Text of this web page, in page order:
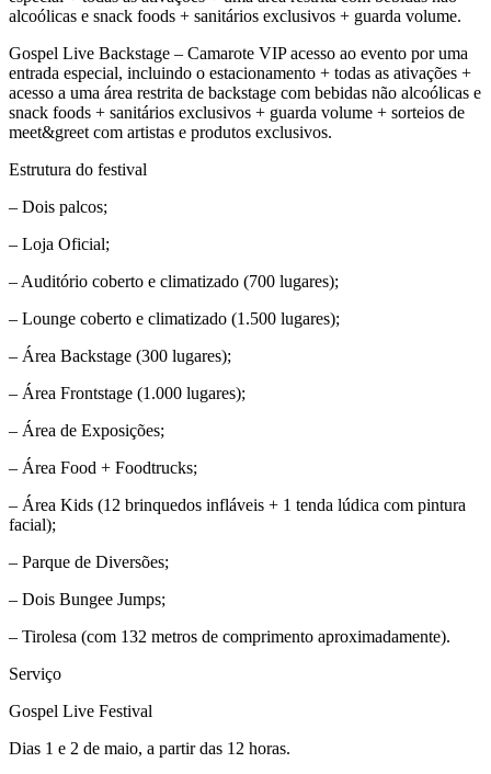
alcoólicas e snack foods + sanitários exclusivos + guarda volume.
Gospel Live Backstage – Camarote VIP acesso ao evento por uma
entrada especial, incluindo o estacionamento + todas as ativações +
acesso a uma área restrita de backstage com bebidas não alcoólicas e
snack foods + sanitários exclusivos + guarda volume + sorteios de
meet&greet com artistas e produtos exclusivos.
Estrutura do festival
– Dois palcos;
– Loja Oficial;
– Auditório coberto e climatizado (700 lugares);
– Lounge coberto e climatizado (1.500 lugares);
– Área Backstage (300 lugares);
– Área Frontstage (1.000 lugares);
– Área de Exposições;
– Área Food + Foodtrucks;
– Área Kids (12 brinquedos infláveis + 1 tenda lúdica com pintura
facial);
– Parque de Diversões;
– Dois Bungee Jumps;
– Tirolesa (com 132 metros de comprimento aproximadamente).
Serviço
Gospel Live Festival
Dias 1 e 2 de maio, a partir das 12 horas.